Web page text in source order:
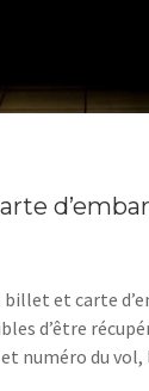
et carte
d’être
numéro du